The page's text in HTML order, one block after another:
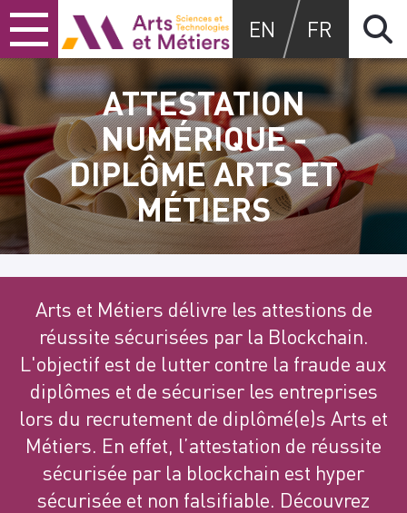
Skip
to
content
Skip
to
main
menu
Skip
to
search
Arts et métiers
EN FR
ATTESTATION
NUMÉRIQUE -
DIPLÔME ARTS ET
MÉTIERS
Arts et Métiers délivre les attestions de
réussite sécurisées par la Blockchain.
L'objectif est de lutter contre la fraude aux
diplômes et de sécuriser les entreprises
lors du recrutement de diplômé(e)s Arts et
Métiers. En effet, l’attestation de réussite
sécurisée par la blockchain est hyper
sécurisée et non falsifiable. Découvrez